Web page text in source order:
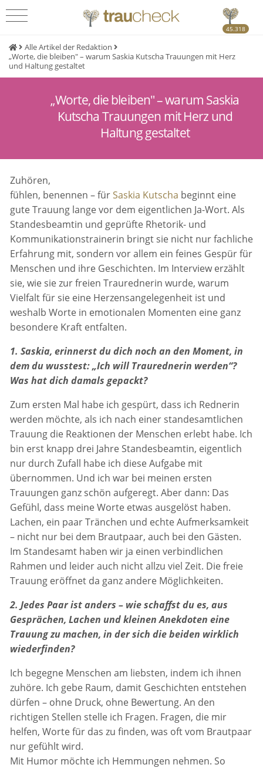
45.318
Alle Artikel der Redaktion
„Worte, die bleiben" – warum Saskia Kutscha Trauungen mit Herz
und Haltung gestaltet
„Worte, die bleiben" – warum Saskia
Kutscha Trauungen mit Herz und
Haltung gestaltet
Zuhören,
fühlen, benennen – fürSaskia Kutscha beginnt eine
gute Trauung lange vor dem eigentlichen Ja-Wort. Als
Standesbeamtin und geprüfte Rhetorik- und
Kommunikationstrainerin bringt sie nicht nur fachliche
Erfahrung mit, sondern vor allem ein feines Gespür für
Menschen und ihre Geschichten. Im Interview erzählt
sie, wie sie zur freien Traurednerin wurde, warum
Vielfalt für sie eine Herzensangelegenheit ist und
weshalb Worte in emotionalen Momenten eine ganz
besondere Kraft entfalten.
1. Saskia, erinnerst du dich noch an den Moment, in
dem du wusstest: „Ich will Traurednerin werden“?
Was hat dich damals gepackt?
Zum ersten Mal habe ich gespürt, dass ich Rednerin
werden möchte, als ich nach einer standesamtlichen
Trauung die Reaktionen der Menschen erlebt habe. Ich
bin erst knapp drei Jahre Standesbeamtin, eigentlich
nur durch Zufall habe ich diese Aufgabe mit
übernommen. Und ich war bei meinen ersten
Trauungen ganz schön aufgeregt. Aber dann: Das
Gefühl, dass meine Worte etwas ausgelöst haben.
Lachen, ein paar Tränchen und echte Aufmerksamkeit
– nicht nur bei dem Brautpaar, auch bei den Gästen.
Im Standesamt haben wir ja einen verbindlichen
Rahmen und leider auch nicht allzu viel Zeit. Die freie
Trauung eröffnet da ganz andere Möglichkeiten.
2. Jedes Paar ist anders – wie schaffst du es, aus
Gesprächen, Lachen und kleinen Anekdoten eine
Trauung zu machen, in der sich die beiden wirklich
wiederfinden?
Ich begegne Menschen am liebsten, indem ich ihnen
zuhöre. Ich gebe Raum, damit Geschichten entstehen
dürfen – ohne Druck, ohne Bewertung. An den
richtigen Stellen stelle ich Fragen. Fragen, die mir
helfen, Worte für das zu finden, was oft vom Brautpaar
nur gefühlt wird.
Mit Humor möchte ich Hemmungen nehmen. So